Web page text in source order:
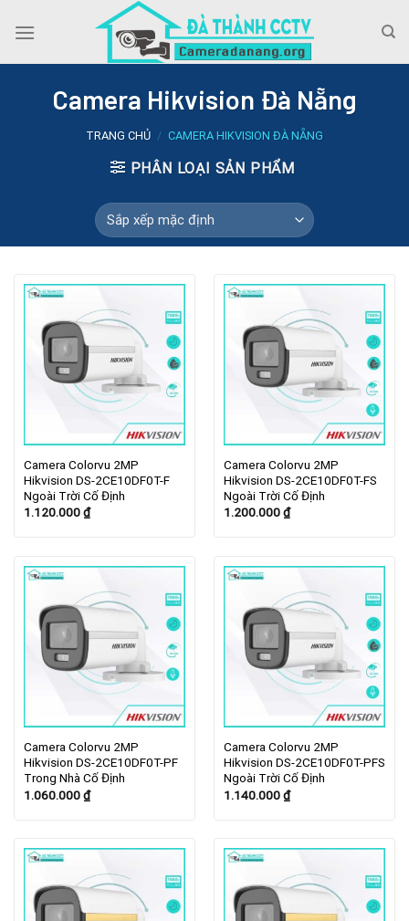
Camera Hikvision Đà Nẵng
TRANG CHỦ / CAMERA HIKVISION ĐÀ NẴNG
PHÂN LOẠI SẢN PHẨM
Camera Colorvu 2MP
Hikvision DS-2CE10DF0T-F
Ngoài Trời Cố Định
1.120.000₫
Camera Colorvu 2MP
Hikvision DS-2CE10DF0T-FS
Ngoài Trời Cố Định
1.200.000₫
Camera Colorvu 2MP
Hikvision DS-2CE10DF0T-PF
Trong Nhà Cố Định
1.060.000₫
Camera Colorvu 2MP
Hikvision DS-2CE10DF0T-PFS
Ngoài Trời Cố Định
1.140.000₫